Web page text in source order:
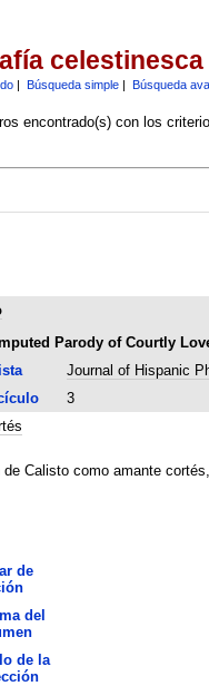
celestinesca
| Búsqueda simple| Búsqueda
encontrado(s) con los
Parody of Courtly
Journal of Hispanic
3
Calisto como amante
de
del
de la